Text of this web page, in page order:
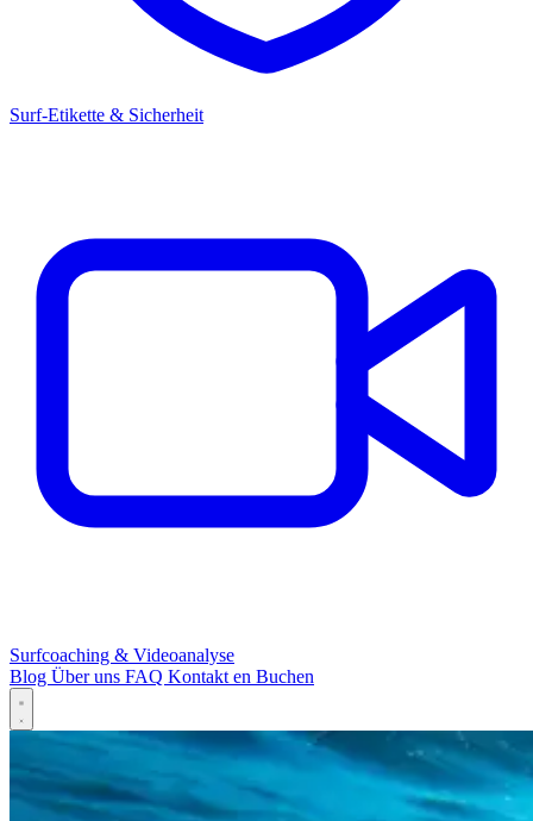
Surf-Etikette & Sicherheit
Surfcoaching & Videoanalyse
Blog Über uns FAQ Kontakten Buchen